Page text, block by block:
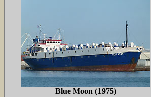
Blue Moon (1975)